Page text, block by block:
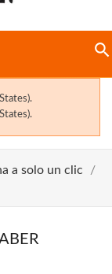
a solo un clic